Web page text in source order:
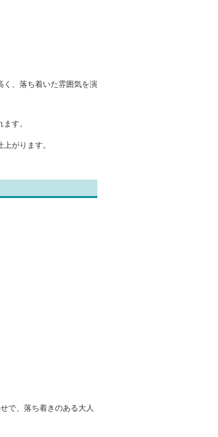
く、落ち着いた雰囲気を演
す。
がります。
で、落ち着きのある大人